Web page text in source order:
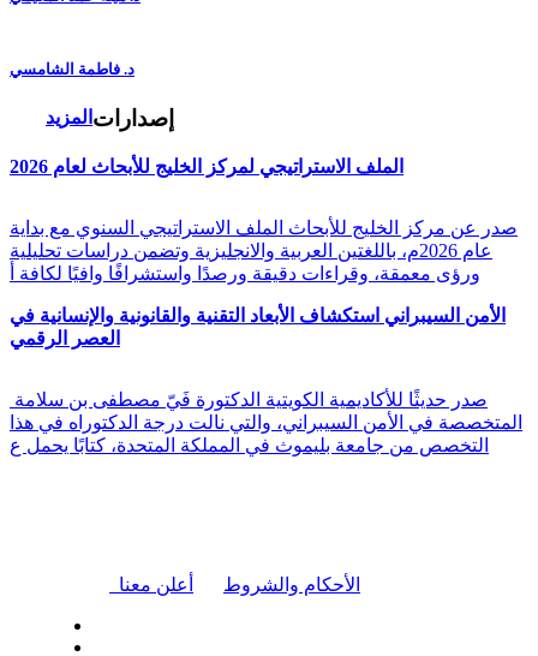
د. فاطمة الشامسي
المزيد إصدارات
الملف الاستراتيجي لمركز الخليج للأبحاث لعام 2026
صدر عن مركز الخليج للأبحاث الملف الاستراتيجي السنوي مع بداية
عام 2026م، باللغتين العربية والانجليزية وتضمن دراسات تحليلية
ورؤى معمقة، وقراءات دقيقة ورصدًا واستشرافًا وافيًا لكافة أ
الأمن السيبراني استكشاف الأبعاد التقنية والقانونية والإنسانية في
العصر الرقمي
المتخصصة في الأمن السيبراني، والتي نالت درجة الدكتوراه في هذا
التخصص من جامعة بليموث في المملكة المتحدة، كتابًا يحمل ع
أعلن معنا الأحكام والشروط